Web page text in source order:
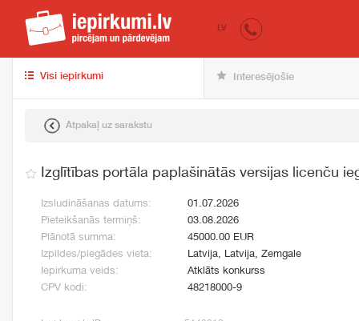
iepirkumi.lv
LV
Visi iepirkumi Interesējošie
Atpakaļ uz sarakstu
Izglītības portāla paplašinātās versijas licenču
Izsludināšanas datums:
01.07.2026
Pieteikšanās termiņš:
03.08.2026
Plānotā summa:
45000.00 EUR
Izpildes/piegādes vieta:
Latvija, Latvija, Zemgale
Iepirkuma veids:
Atklāts konkurss
CPV kodi:
48218000-9